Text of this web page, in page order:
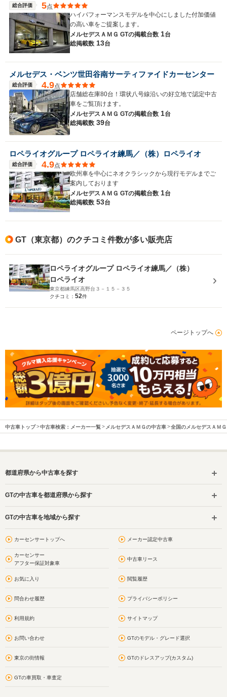
総合評価 5点
ハイパフォーマンスモデルを中心にしました付加価値
の高い車をご提案します。
メルセデスＡＭＧ GTの掲載台数 1台
総掲載数 13台
メルセデス・ベンツ世田谷南サーティファイドカーセンター
総合評価 4.9点
店舗総在庫80台！環状八号線沿いの好立地で認定中古
車をご覧頂けます。
メルセデスＡＭＧ GTの掲載台数 1台
総掲載数 39台
ロペライオグループ ロペライオ練馬／（株）ロペライオ
総合評価 4.9点
欧州車を中心にネオクラシックから現行モデルまでご
案内しております
メルセデスＡＭＧ GTの掲載台数 1台
総掲載数 53台
GT（東京都）のクチコミ件数が多い販売店
ロペライオグループ ロペライオ練馬／（株）
ロペライオ
東京都練馬区高野台３－１５－３５
クチコミ： 52件
ページトップへ
中古車トップ 中古車検索：メーカー一覧 メルセデスＡＭＧの中古車 全国のメルセデスＡＭＧ
都道府県から中古車を探す
GTの中古車を都道府県から探す
GTの中古車を地域から探す
カーセンサートップへ メーカー認定中古車
カーセンサー
アフター保証対象車
中古車リース
お気に入り 閲覧履歴
問合わせ履歴 プライバシーポリシー
利用規約 サイトマップ
お問い合わせ GTのモデル・グレード選択
東京の街情報 GTのドレスアップ(カスタム)
GTの車買取・車査定